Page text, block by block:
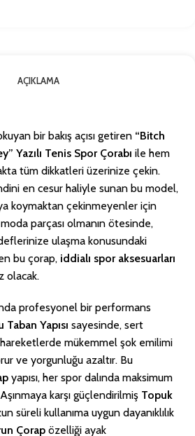
AÇIKLAMA
bir bakış açısı getiren “Bitch
Yazılı Tenis Spor Çorabı ile hem
tüm dikkatleri üzerinize çekin.
en cesur haliyle sunan bu model,
koymaktan çekinmeyenler için
parçası olmanın ötesinde,
ulaşma konusundaki
bu çorap, iddialı spor aksesuarları
olacak.
profesyonel bir performans
Yapısı sayesinde, sert
mükemmel şok emilimi
ve yorgunluğu azaltır. Bu
yapısı, her spor dalında maksimum
karşı güçlendirilmiş Topuk
süreli kullanıma uygun dayanıklılık
Çorap özelliği ayak